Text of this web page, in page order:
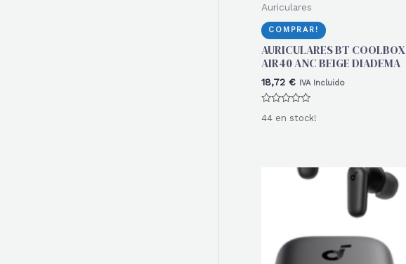
Auriculares
COMPRAR!
AURICULARES BT COOLBOX
AIR40 ANC BEIGE DIADEMA
18,72 € IVA Incluido
con
44 en stock!